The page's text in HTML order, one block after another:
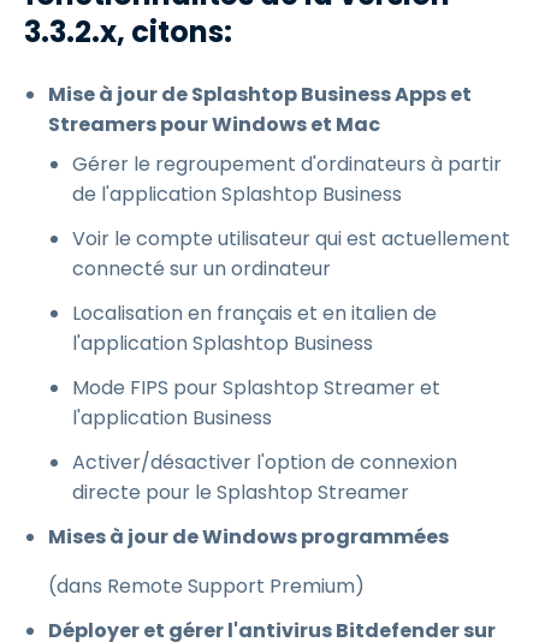
3.3.2.x, citons:
Mise à jour de Splashtop Business Apps et
Streamers pour Windows et Mac
Gérer le regroupement d'ordinateurs à partir
de l'application Splashtop Business
Voir le compte utilisateur qui est actuellement
connecté sur un ordinateur
Localisation en français et en italien de
l'application Splashtop Business
Mode FIPS pour Splashtop Streamer et
l'application Business
Activer/désactiver l'option de connexion
directe pour le Splashtop Streamer
Mises à jour de Windows programmées
(dans Remote Support Premium)
Déployer et gérer l'antivirus Bitdefender sur